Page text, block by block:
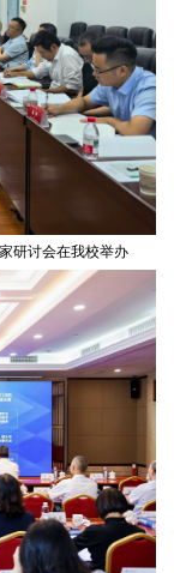
研讨会在我校举办